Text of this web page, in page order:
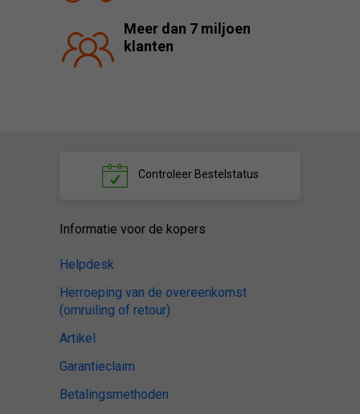
Meer dan 7 miljoen
klanten
ControleerBestelstatus
Informatie voor de kopers
Helpdesk
Herroeping van de overeenkomst
(omruiling of retour)
Artikel
Garantieclaim
Betalingsmethoden